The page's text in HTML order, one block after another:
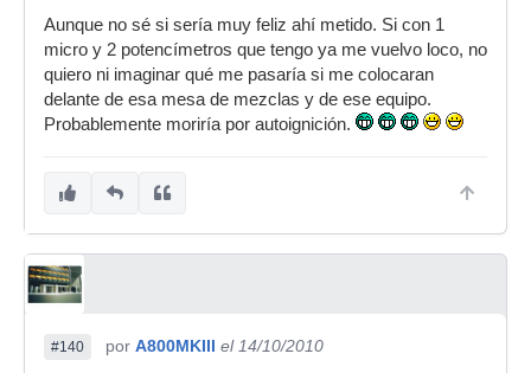
Aunque no sé si sería muy feliz ahí metido. Si con 1
micro y 2 potencímetros que tengo ya me vuelvo loco, no
quiero ni imaginar qué me pasaría si me colocaran
delante de esa mesa de mezclas y de ese equipo.
Probablemente moriría por autoignición.
#140 por A800MKIII el 14/10/2010